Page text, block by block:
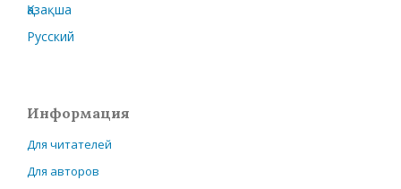
Қазақша
Русский
Информация
Для читателей
Для авторов